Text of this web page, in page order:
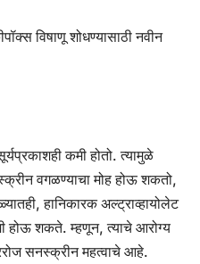
विषाणू शोधण्यासाठी नवीन
कमी होतो. त्यामुळे
वगळण्याचा मोह होऊ शकतो,
हानिकारक अल्ट्राव्हायोलेट
होऊ शकते. म्हणून, त्याचे आरोग्य
सनस्क्रीन महत्वाचे आहे.